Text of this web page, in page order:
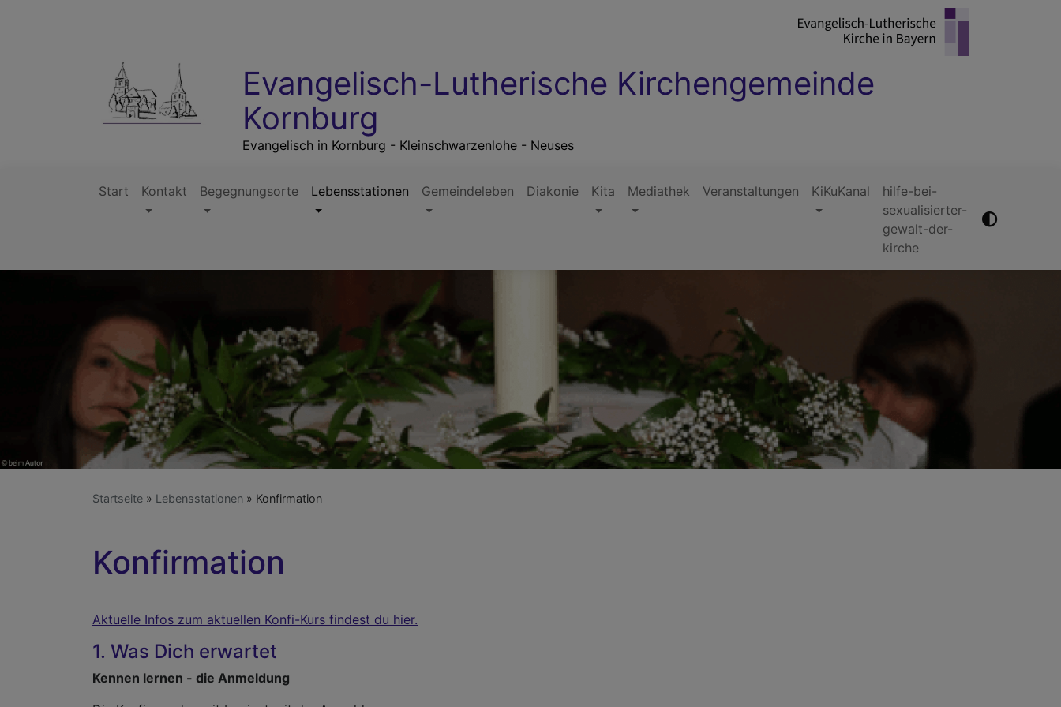
Evangelisch-Lutherische Kirchengemeinde
Kornburg
Evangelisch in Kornburg - Kleinschwarzenlohe - Neuses
Start Kontakt Begegnungsorte Lebensstationen Gemeindeleben Diakonie Kita Mediathek Veranstaltungen KiKuKanal
hilfe-bei-
sexualisierter-
gewalt-der-
kirche
Startseite Lebensstationen Konfirmation
Konfirmation
Aktuelle Infos zum aktuellen Konfi-Kurs findest du hier.
1. Was Dich erwartet
Kennen lernen - die Anmeldung